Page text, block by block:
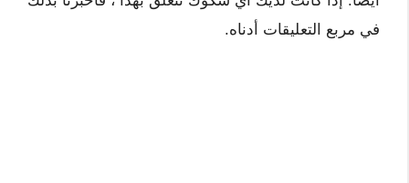
في مربع التعليقات أدناه.